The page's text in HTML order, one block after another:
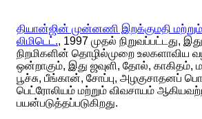
தியான்ஜின் முன்னணி இறக்குமதி மற்றும்
லிமிடெட்., 1997 முதல் நிறுவப்பட்டது,
நிறமிகளின் தொழில்முறை உலகளாவிய
ஒன்றாகும், இது ஜவுளி, தோல், காகிதம்,
பூச்சு, பீங்கான், சோப்பு, அழகுசாதனப்
பெட்ரோலியம் மற்றும் விவசாயம்
பயன்படுத்தப்படுகிறது.